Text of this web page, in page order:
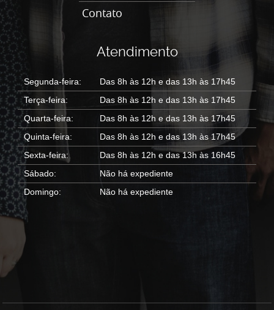
Contato
Atendimento
Segunda-feira:
Das 8h às 12h e das 13h às 17h45
Terça-feira:
Das 8h às 12h e das 13h às 17h45
Quarta-feira:
Das 8h às 12h e das 13h às 17h45
Quinta-feira:
Das 8h às 12h e das 13h às 17h45
Sexta-feira:
Das 8h às 12h e das 13h às 16h45
Sábado:
Não há expediente
Domingo:
Não há expediente